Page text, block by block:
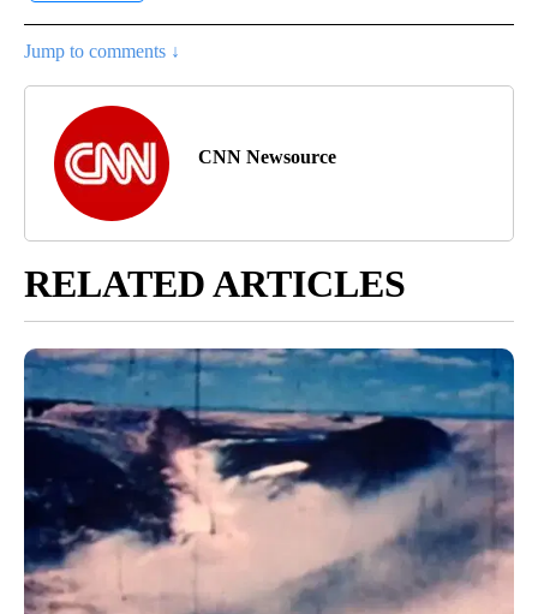
Jump to comments ↓
CNN Newsource
RELATED ARTICLES